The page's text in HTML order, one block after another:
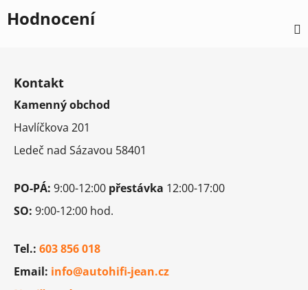
Hodnocení
Kontakt
Kamenný obchod
Havlíčkova 201
Ledeč nad Sázavou 58401
PO-PÁ: 9:00-12:00 přestávka 12:00-17:00
SO: 9:00-12:00 hod.
Tel.: 603 856 018
Email: info@autohifi-jean.cz